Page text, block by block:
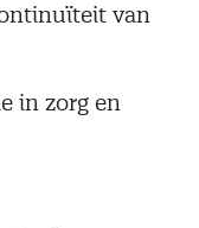
van
in zorg en